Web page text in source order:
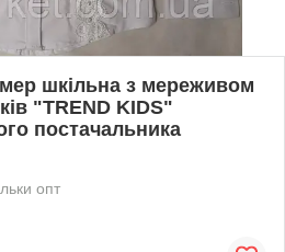
шкільна з мереживом
"TREND KIDS"
постачальника
опт